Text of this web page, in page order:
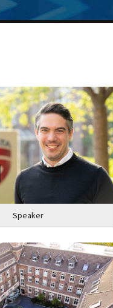
Speaker